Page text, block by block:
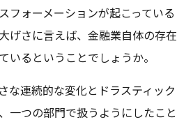
フォーメーションが起こっている
げさに言えば、金融業自体の存在
いるということでしょうか。
な連続的な変化とドラスティック
一つの部門で扱うようにしたこと